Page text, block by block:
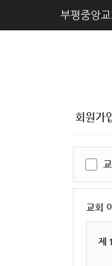
부평중앙교
회원가
교회
제